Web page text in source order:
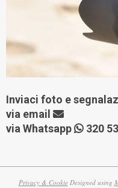
Inviaci foto e
via email
via Whatsapp
320
Privacy & CookieDesigned using